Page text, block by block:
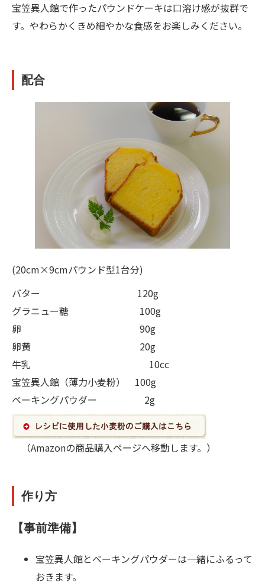
宝笠異人館で作ったパウンドケーキは口溶け感が抜群で
す。やわらかくきめ細やかな食感をお楽しみください。
配合
(20cm×9cmパウンド型1台分)
バター 120g
グラニュー糖 100g
卵 90g
卵黄 20g
牛乳 10cc
宝笠異人館（薄力小麦粉） 100g
ベーキングパウダー 2g
（Amazonの商品購入ページへ移動します。）
作り方
【事前準備】
宝笠異人館とベーキングパウダーは一緒にふるって
おきます。